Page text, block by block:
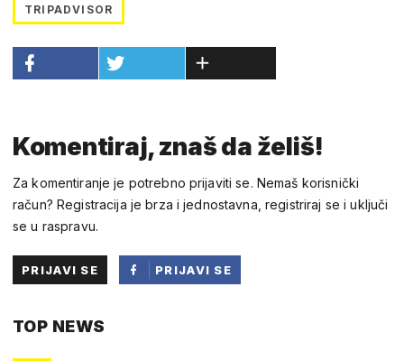
TRIPADVISOR
Komentiraj, znaš da želiš!
Za komentiranje je potrebno prijaviti se. Nemaš korisnički
račun? Registracija je brza i jednostavna, registriraj se i uključi
se u raspravu.
PRIJAVI SE
PRIJAVI SE
TOP NEWS